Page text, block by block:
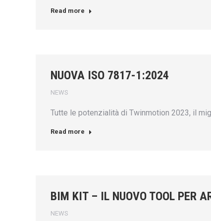
Read more
NUOVA ISO 7817-1:2024
NEWS
Tutte le potenzialità di Twinmotion 2023, il
Read more
BIM KIT – IL NUOVO TOOL PER
NEWS